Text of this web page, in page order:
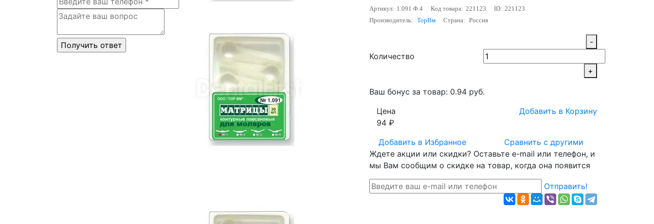
Артикул: 1.091 Ф.4 Код товара: 221123 ID: 221123
Производитель: ТорВм Страна: Россия
Количество
-
+
Ваш бонус за товар: 0.94 руб.
Цена
94 ₽
Добавить в Корзину
Добавить в Избранное
Сравнить с другими
Ждете акции или скидки? Оставьте e-mail или телефон, и
мы Вам сообщим о скидке на товар, когда она появится
Отправить!